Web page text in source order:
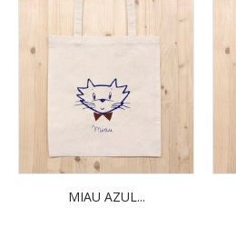
MIAU AZUL...